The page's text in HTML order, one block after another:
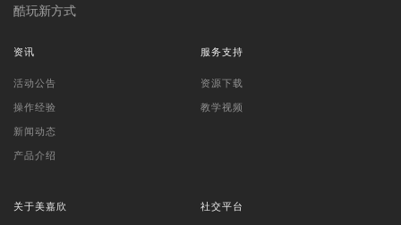
酷玩新方式
资讯
活动公告
操作经验
新闻动态
产品介绍
服务支持
资源下载
教学视频
关于美嘉欣 社交平台